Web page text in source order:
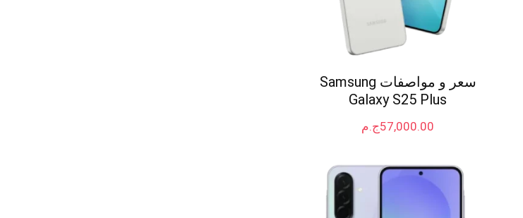
سعر و مواصفات Samsung
Galaxy S25 Plus
ج.م57,000.00